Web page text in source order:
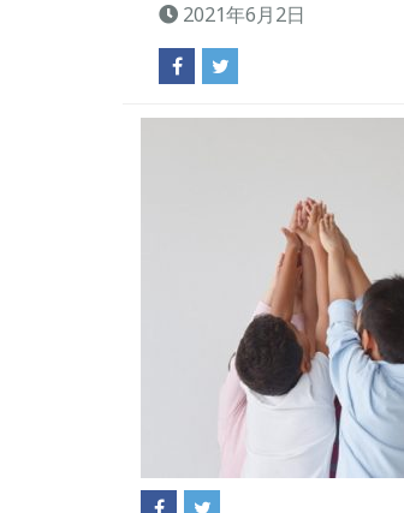
2021年6月2日